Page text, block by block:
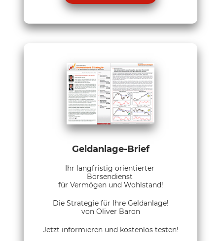
Geldanlage-Brief
Ihr langfristig orientierter
Börsendienst
für Vermögen und Wohlstand!
Die Strategie für Ihre Geldanlage!
von Oliver Baron
Jetzt informieren und kostenlos testen!